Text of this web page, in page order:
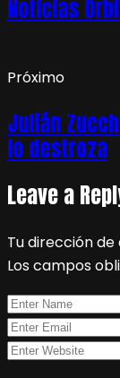
Noticias
Próximo
Julián
lo destroza
Leave a
Tu dirección
Los campos